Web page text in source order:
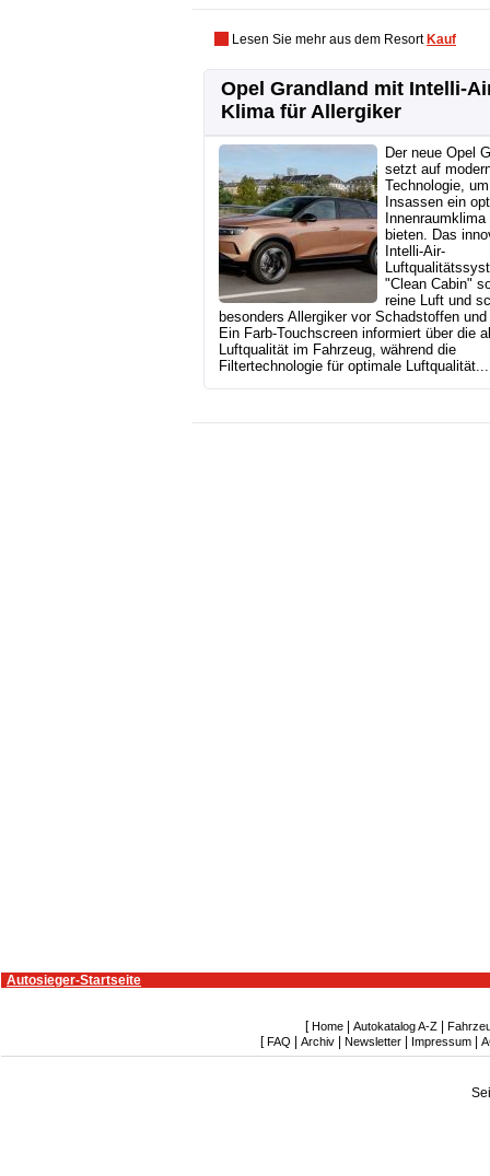
Lesen Sie mehr aus dem Resort Kauf
Opel Grandland mit Intelli-
Klima für Allergiker
Der neue Opel
setzt auf
Technologie, um
Insassen ein
Innenraumklima
bieten. Das
Intelli-Air-
"Clean Cabin"
reine Luft und
besonders Allergiker vor Schadstoffen
Ein Farb-Touchscreen informiert über die
Luftqualität im Fahrzeug, während die
Filtertechnologie für optimale Luftqualität...
Autosieger-Startseite
[ Home| Autokatalog A-Z|
[ FAQ Archiv Newsletter Impressum